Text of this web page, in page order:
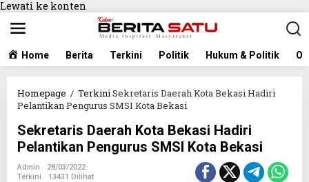
Lewati ke konten
Home Berita Terkini Politik Hukum & Politik
Homepage / TerkiniSekretaris Daerah Kota Bekasi Hadiri
Pelantikan Pengurus SMSI Kota Bekasi
Sekretaris Daerah Kota Bekasi Hadiri
Pelantikan Pengurus SMSI Kota Bekasi
Admin
28/03/2022
Terkini
13431 Dilihat